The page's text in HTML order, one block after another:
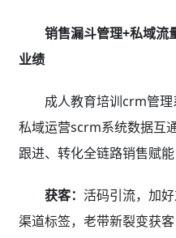
销售漏斗管理+私域流
业绩
成人教育培训crm管
私域运营scrm系统数据互
跟进、转化全链路销售赋
获客： 活码引流，加
渠道标签，老带新裂变获客